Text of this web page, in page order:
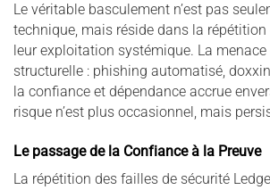
Le véritable basculement n’est pas
technique, mais réside dans la
leur exploitation systémique. La
structurelle : phishing automatisé,
la confiance et dépendance accrue
risque n’est plus occasionnel, mais
Le passage de la Confiance à la Preuve
La répétition des failles de sécurité